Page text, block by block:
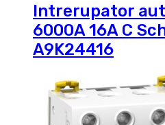
Intrerupator
6000A 16A C
A9K24416